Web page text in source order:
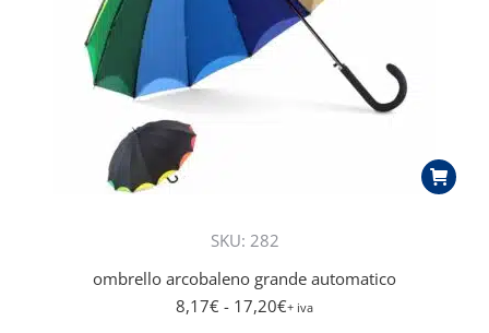
SKU: 282
ombrello arcobaleno grande automatico
8,17€ - 17,20€+ iva